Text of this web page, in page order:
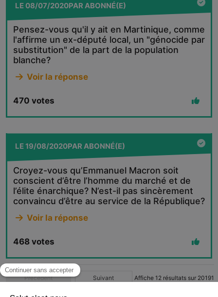
LE08/07/2020PAR ABONNÉ(E)
Pensez-vous qu'il y ait en Martinique, comme
l'affirme un ex-député local, un "génocide par
substitution" de la part de la population
blanche?
Voir la réponse
470 votes
LE19/08/2020PARABONNÉ(E)
Croyez-vous qu’Emmanuel Macron soit
conscient d’être l’homme du marché et de
l’élite énarchique? N’est-il pas sincèrement
convaincu d’être au service de la République?
Voir la réponse
468 votes
Précédent Suivant Affiche 12 résultats sur 20191